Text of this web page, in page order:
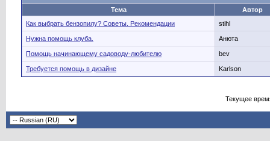
Тема
Автор
Как выбрать бензопилу? Советы. Рекомендации
stihl
Нужна помощь клуба. Анюта
Помощь начинающему садоводу-любителю bev
Требуется помощь в дизайне Karlson
Текущее